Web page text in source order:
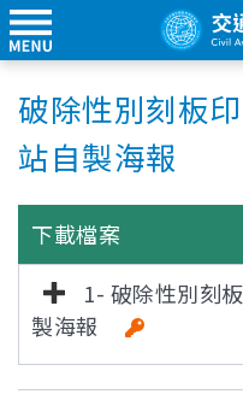
破除性別刻板
站自製海報
下載檔案
1- 破除性別刻
製海報